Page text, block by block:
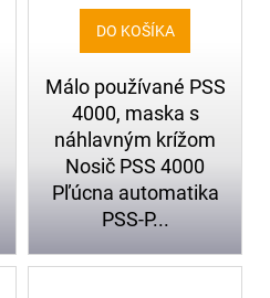
DO KOŠÍKA
Málo používané PSS
4000, maska s
náhlavným krížom
Nosič PSS 4000
Pľúcna automatika
PSS-P...